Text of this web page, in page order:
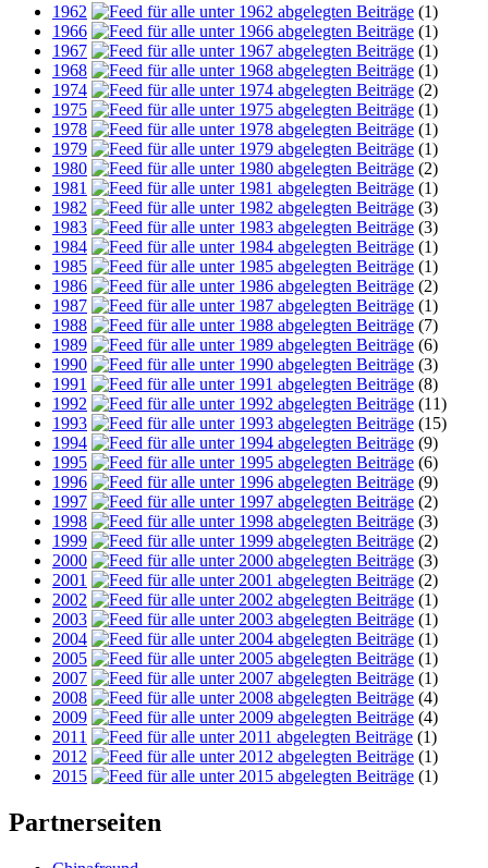
1962
(1)
1966
(1)
1967
(1)
1968
(1)
1974
(2)
1975
(1)
1978
(1)
1979
(1)
1980
(2)
1981
(1)
1982
(3)
1983
(3)
1984
(1)
1985
(1)
1986
(2)
1987
(1)
1988
(7)
1989
(6)
1990
(3)
1991
(8)
1992
(11)
1993
(15)
1994
(9)
1995
(6)
1996
(9)
1997
(2)
1998
(3)
1999
(2)
2000
(3)
2001
(2)
2002
(1)
2003
(1)
2004
(1)
2005
(1)
2007
(1)
2008
(4)
2009
(4)
2011
(1)
2012
(1)
2015
(1)
Partnerseiten